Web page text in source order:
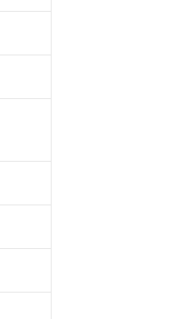
期間は出荷製品に未対応品が
ない限り、2022年1月12日よ